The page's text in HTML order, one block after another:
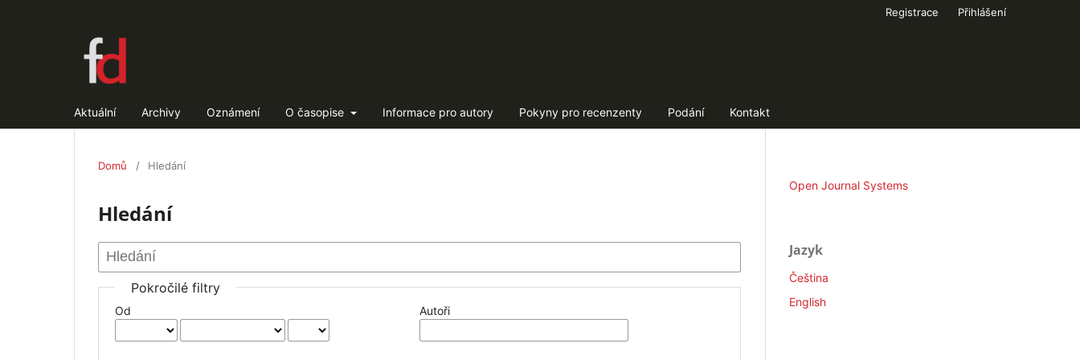
Aktuální Archivy Oznámení O časopise Informace pro autory Pokyny pro recenzenty Podání Kontakt
Registrace Přihlášení
Domů / Hledání
Hledání
Pokročilé filtry
Od Autoři
Open Journal Systems
Jazyk
Čeština
English